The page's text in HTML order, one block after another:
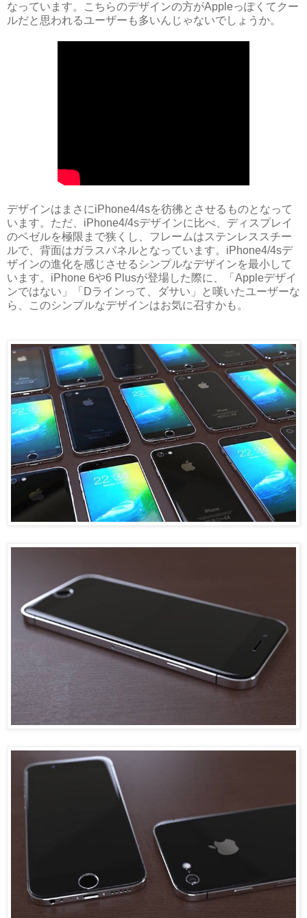
なっています。こちらのデザインの方がAppleっぽくてクー
ルだと思われるユーザーも多いんじゃないでしょうか。
デザインはまさにiPhone4/4sを彷彿とさせるものとなって
います。ただ、iPhone4/4sデザインに比べ、ディスプレイ
のベゼルを極限まで狭くし、フレームはステンレススチー
ルで、背面はガラスパネルとなっています。iPhone4/4sデ
ザインの進化を感じさせるシンプルなデザインを最小して
います。iPhone 6や6 Plusが登場した際に、「Appleデザイ
ンではない」「Dラインって、ダサい」と嘆いたユーザーな
ら、このシンプルなデザインはお気に召すかも。